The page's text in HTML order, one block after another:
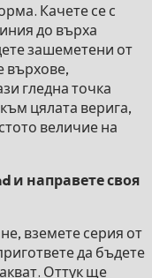
Качете се с
до върха
зашеметени от
върхове,
гледна точка
цялата верига,
величие на
и направете своя
вземете серия от
да бъдете
Оттук ще